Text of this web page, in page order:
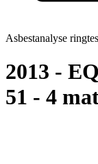
Asbestanalyse
2013 -
51 - 4